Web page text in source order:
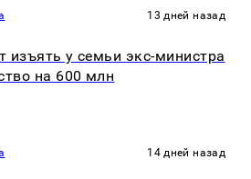
13 дней назад
изъять у семьи экс-министра
на 600 млн
14 дней назад